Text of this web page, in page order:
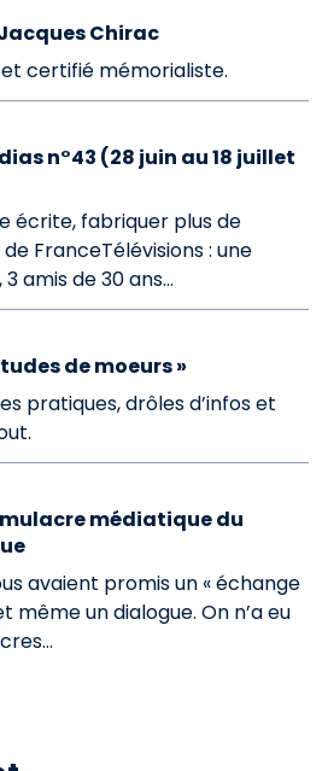
Chirac
certifié mémorialiste.
n°43 (28 juin au 18 juillet
écrite, fabriquer plus de
FranceTélévisions : une
amis de 30 ans...
de moeurs »
pratiques, drôles d’infos et
médiatique du
avaient promis un « échange
même un dialogue. On n’a eu